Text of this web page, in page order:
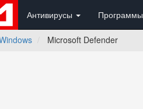
Антивирусы Программы
Microsoft Defender